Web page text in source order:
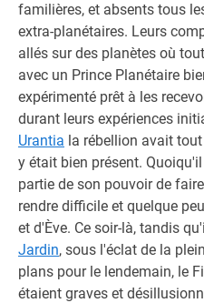
familières, et absents tous
extra-planétaires. Leurs
allés sur des planètes où
avec un Prince Planétaire
expérimenté prêt à les
durant leurs expériences
Urantia la rébellion avait
y était bien présent.
partie de son pouvoir de
rendre difficile et quelque
et d'Ève. Ce soir-là, tandis
Jardin, sous l'éclat de la
plans pour le lendemain, le
étaient graves et